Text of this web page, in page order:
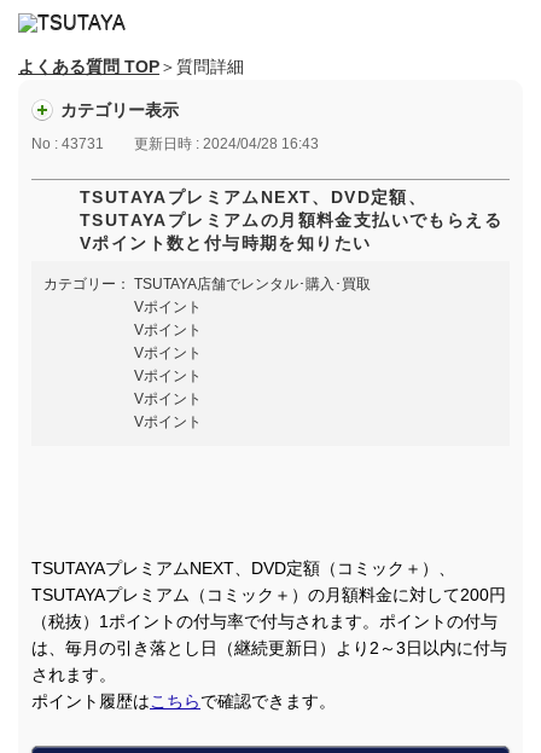
よくある質問 TOP＞質問詳細
カテゴリー表示
No : 43731 更新日時 : 2024/04/28 16:43
TSUTAYAプレミアムNEXT、DVD定額、
TSUTAYAプレミアムの月額料金支払いでもらえる
Vポイント数と付与時期を知りたい
カテゴリー： TSUTAYA店舗でレンタル･購入･買取
Vポイント
Vポイント
Vポイント
Vポイント
Vポイント
Vポイント
TSUTAYAプレミアムNEXT、DVD定額（コミック＋）、
TSUTAYAプレミアム（コミック＋）の月額料金に対して200円
（税抜）1ポイントの付与率で付与されます。ポイントの付与
は、毎月の引き落とし日（継続更新日）より2～3日以内に付与
されます。
ポイント履歴はこちらで確認できます。